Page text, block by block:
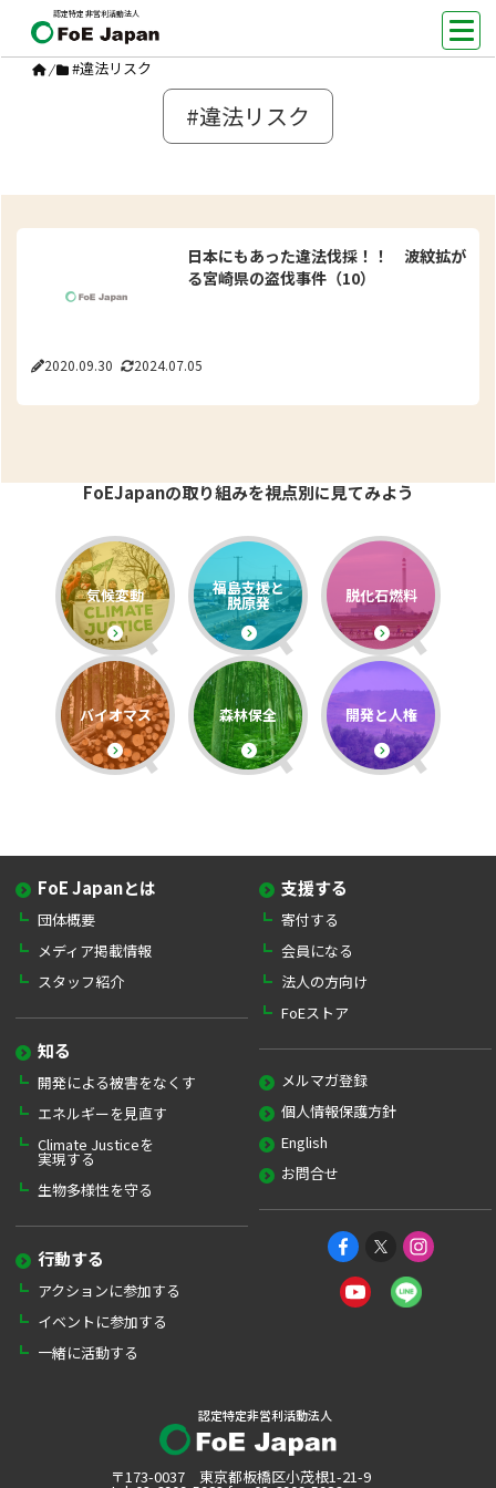
認定特定非営利活動法人
/ #違法リスク
#違法リスク
2020.09.30 2024.07.05
日本にもあった違法伐採！！ 波紋拡が
る宮崎県の盗伐事件（10）
FoEJapanの取り組みを視点別に見てみよう
気候変動 福島支援と
脱原発 脱化石燃料
バイオマス 森林保全 開発と人権
FoE Japanとは
団体概要
メディア掲載情報
スタッフ紹介
知る
開発による被害をなくす
エネルギーを見直す
Climate Justiceを
実現する
生物多様性を守る
行動する
アクションに参加する
イベントに参加する
一緒に活動する
支援する
寄付する
会員になる
法人の方向け
FoEストア
メルマガ登録
個人情報保護方針
English
お問合せ
認定特定非営利活動法人
〒173-0037 東京都板橋区小茂根1-21-9